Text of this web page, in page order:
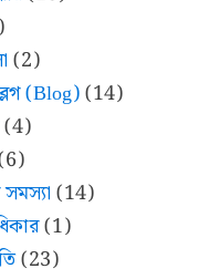
(2)
(Blog)(14)
(4)
(14)
(1)
(23)